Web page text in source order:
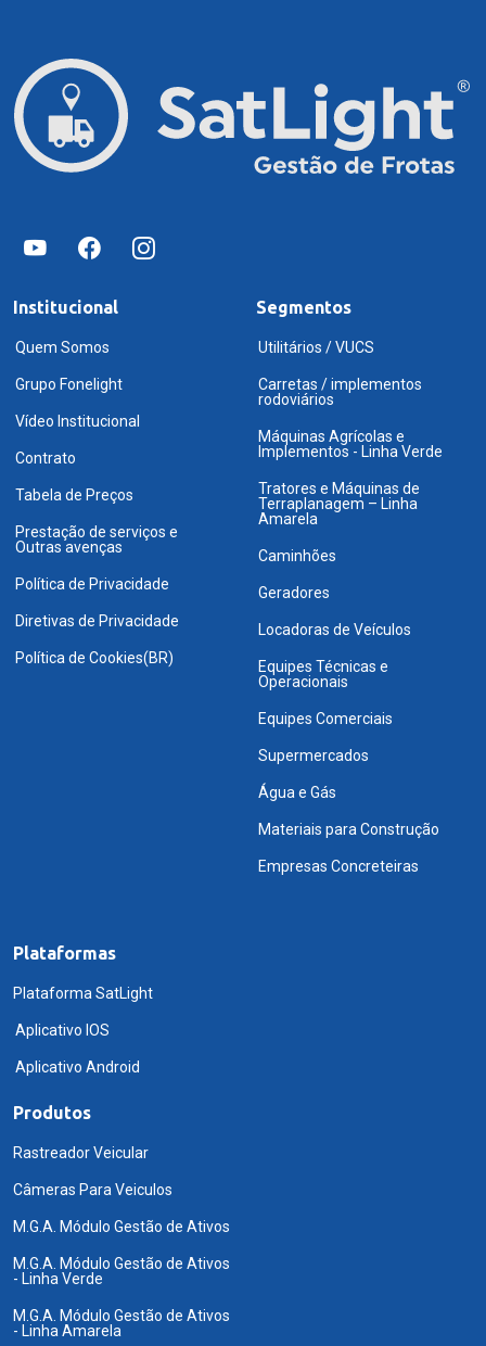
Institucional
Quem Somos
Grupo Fonelight
Vídeo Institucional
Contrato
Tabela de Preços
Prestação de serviços e
Outras avenças
Política de Privacidade
Diretivas de Privacidade
Política de Cookies(BR)
Segmentos
Utilitários / VUCS
Carretas / implementos
rodoviários
Máquinas Agrícolas e
Implementos - Linha Verde
Tratores e Máquinas de
Terraplanagem – Linha
Amarela
Caminhões
Geradores
Locadoras de Veículos
Equipes Técnicas e
Operacionais
Equipes Comerciais
Supermercados
Água e Gás
Materiais para Construção
Empresas Concreteiras
Plataformas
Plataforma SatLight
Aplicativo IOS
Aplicativo Android
Produtos
Rastreador Veicular
Câmeras Para Veiculos
M.G.A. Módulo Gestão de Ativos
M.G.A. Módulo Gestão de Ativos
- Linha Verde
M.G.A. Módulo Gestão de Ativos
- Linha Amarela